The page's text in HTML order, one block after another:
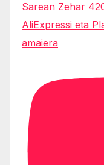
Sarean Zehar
AliExpressi eta
amaiera